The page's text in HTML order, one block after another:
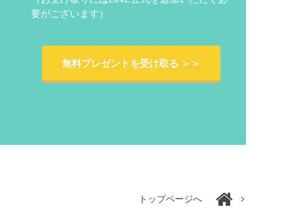
要がございます）
無料プレゼントを受け取る ＞＞
トップページへ